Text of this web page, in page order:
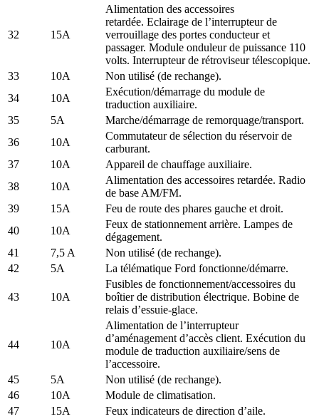
32 15A
Alimentation des accessoires
retardée. Eclairage de l’interrupteur de
verrouillage des portes conducteur et
passager. Module onduleur de puissance 110
volts. Interrupteur de rétroviseur télescopique.
33
10A
Non utilisé (de rechange).
34
10A
Exécution/démarrage du module de
traduction auxiliaire.
35
5A
Marche/démarrage de remorquage/transport.
36
10A
Commutateur de sélection du réservoir de
carburant.
37
10A
Appareil de chauffage auxiliaire.
38
10A
Alimentation des accessoires retardée. Radio
de base AM/FM.
39
15A
Feu de route des phares gauche et droit.
40
10A
Feux de stationnement arrière. Lampes de
dégagement.
41
7,5 A
Non utilisé (de rechange).
42
5A La télématique Ford fonctionne/démarre.
43 10A
Fusibles de fonctionnement/accessoires du
boîtier de distribution électrique. Bobine de
relais d’essuie-glace.
44 10A
Alimentation de l’interrupteur
d’aménagement d’accès client. Exécution du
module de traduction auxiliaire/sens de
l’accessoire.
45
5A
Non utilisé (de rechange).
46
10A
Module de climatisation.
47
15A
Feux indicateurs de direction d’aile.